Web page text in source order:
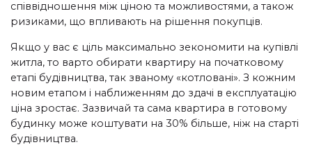
співвідношення між ціною та можливостями, а також
ризиками, що впливають на рішення покупців.
Якщо у вас є ціль максимально зекономити на купівлі
житла, то варто обирати квартиру на початковому
етапі будівництва, так званому «котловані». З кожним
новим етапом і наближенням до здачі в експлуатацію
ціна зростає. Зазвичай та сама квартира в готовому
будинку може коштувати на 30% більше, ніж на старті
будівництва.